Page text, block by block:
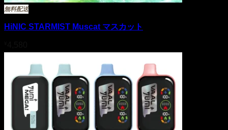
無料配送
HiNIC STARMIST Muscat マスカット